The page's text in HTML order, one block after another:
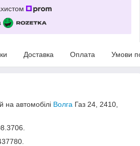
Доставка Оплата Умови
на автомобілі Волга Газ 24, 2410,